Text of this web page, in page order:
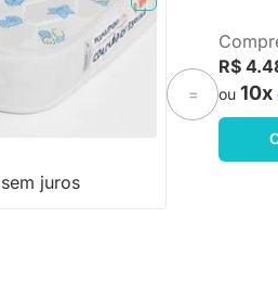
ENTREGA
Plummi Berço
juros
=
R$
ou 10x